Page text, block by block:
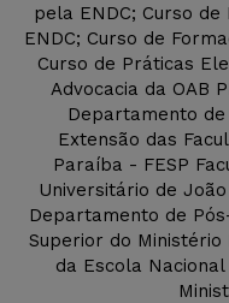
pela ENDC; Curso
ENDC; Curso de
Curso de Práticas
Advocacia da OAB
Departamento de
Extensão das
Paraíba - FESP
Universitário de
Departamento de
Superior do
da Escola